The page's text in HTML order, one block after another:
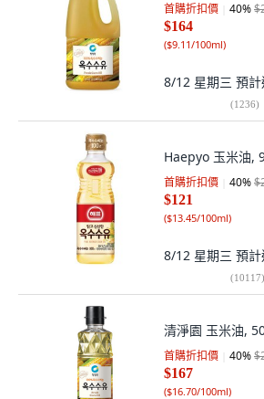
首購折扣價 40%
$164
($9.11/100ml)
8/12 星期三 預計
(1236)
Haepyo 玉米油,
首購折扣價 40%
$121
($13.45/100ml)
8/12 星期三 預計
(10117)
清淨園 玉米油,
首購折扣價 40%
$167
($16.70/100ml)